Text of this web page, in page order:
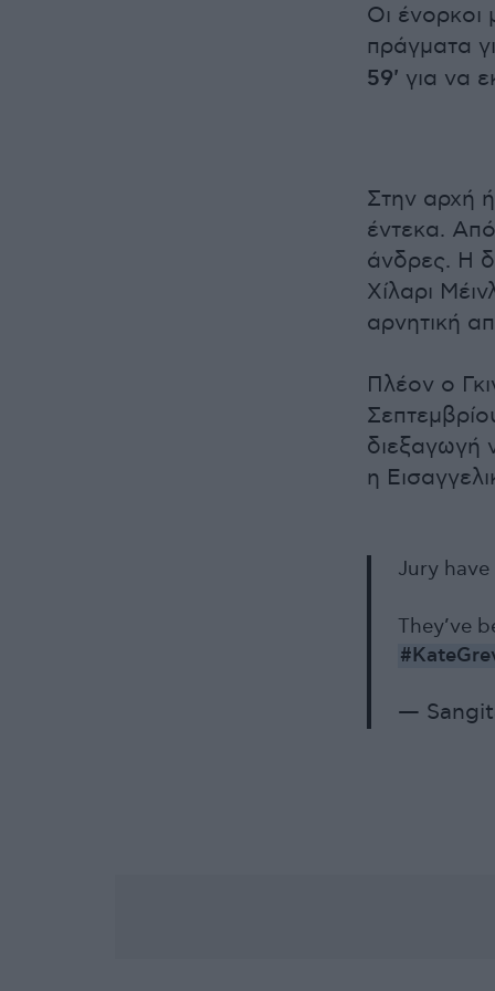
Οι ένορκοι
πράγματα
59' για να
Στην αρχή
έντεκα.
άνδρες. Η
Χίλαρι
αρνητική
Πλέον ο
διεξαγωγή
η
Jury
They’ve
—